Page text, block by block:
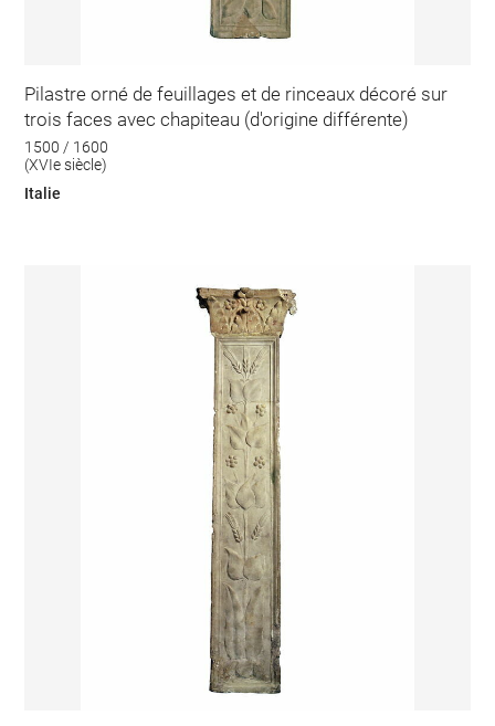
Pilastre orné de feuillages et de rinceaux décoré sur
trois faces avec chapiteau (d'origine différente)
1500 / 1600
(XVIe siècle)
Italie